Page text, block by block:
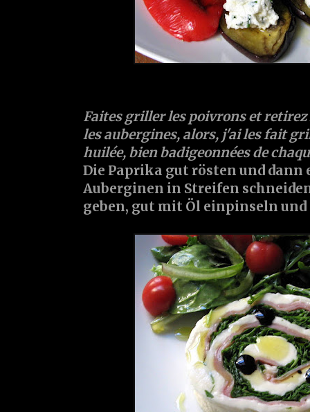
Faites griller les poivrons et retirez
les aubergines, alors, j'ai les fait
huilée, bien badigeonnées de
Die Paprika gut rösten und dann
Auberginen in Streifen
geben, gut mit Öl einpinseln und